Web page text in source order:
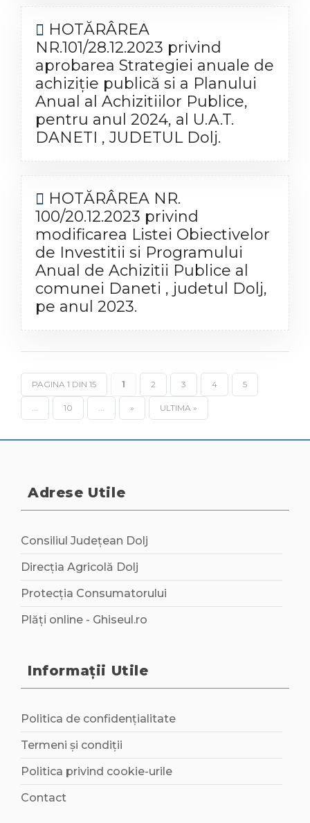
HOTĂRÂREA
NR.101/28.12.2023 privind
aprobarea Strategiei anuale de
achiziție publică si a Planului
Anual al Achizitiilor Publice,
pentru anul 2024, al U.A.T.
DANETI , JUDETUL Dolj.
HOTĂRÂREA NR.
100/20.12.2023 privind
modificarea Listei Obiectivelor
de Investitii si Programului
Anual de Achizitii Publice al
comunei Daneti , judetul Dolj,
pe anul 2023.
PAGINA 1 DIN 15 1 2 3 4 5
... 10 ... » ULTIMA »
Adrese Utile
Consiliul Județean Dolj
Direcția Agricolă Dolj
Protecția Consumatorului
Plăți online - Ghiseul.ro
Informații Utile
Politica de confidențialitate
Termeni și condiții
Politica privind cookie-urile
Contact